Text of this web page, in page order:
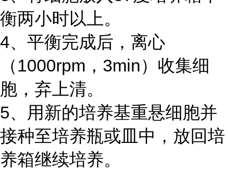
衡两小时以上。
4、平衡完成后，离心
（1000rpm，3min）收集细
胞，弃上清。
5、用新的培养基重悬细胞并
接种至培养瓶或皿中，放回培
养箱继续培养。